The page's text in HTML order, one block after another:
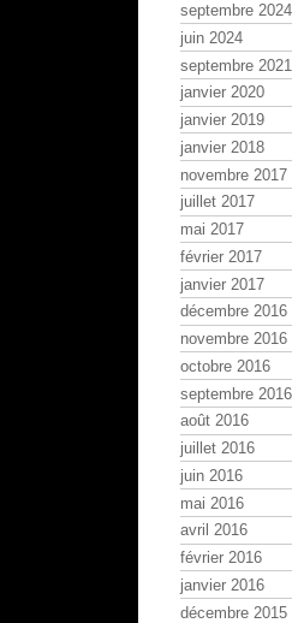
septembre 2024
juin 2024
septembre 2021
janvier 2020
janvier 2019
janvier 2018
novembre 2017
juillet 2017
mai 2017
février 2017
janvier 2017
décembre 2016
novembre 2016
octobre 2016
septembre 2016
août 2016
juillet 2016
juin 2016
mai 2016
avril 2016
février 2016
janvier 2016
décembre 2015